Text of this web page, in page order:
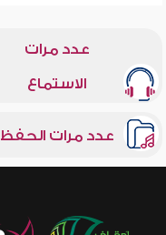
عدد مرات
الاستماع
عدد مرات الحفظ